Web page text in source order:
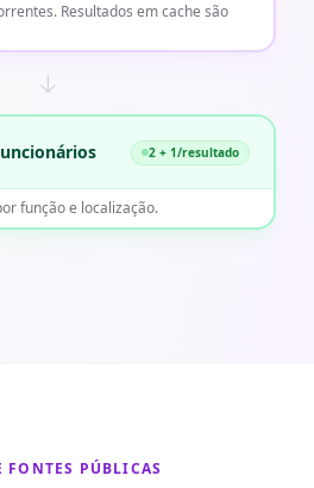
Resultados em cache são
2 + 1/resultado
função e localização.
FONTES PÚBLICAS